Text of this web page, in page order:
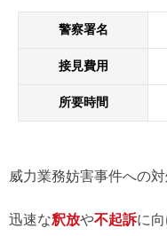
警察署名
接見費用
所要時間
威力業務妨害事件への
迅速な釈放や不起訴に